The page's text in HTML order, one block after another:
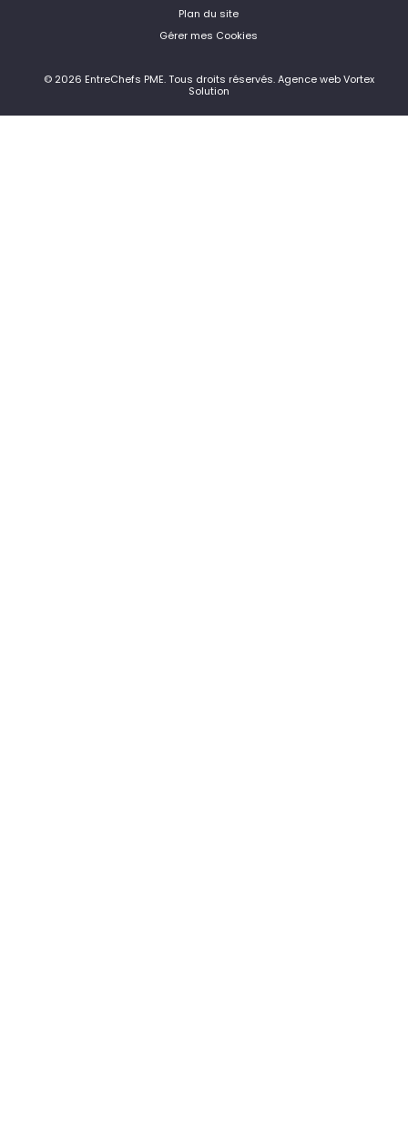
© 2026 EntreChefs PME.Tous droits réservés. Agence web Vortex
Solution
Plan du site
Gérer mes Cookies